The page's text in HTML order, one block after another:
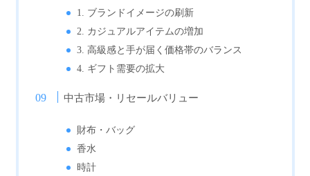
1. ブランドイメージの刷新
2. カジュアルアイテムの増加
3. 高級感と手が届く価格帯のバランス
4. ギフト需要の拡大
中古市場・リセールバリュー
財布・バッグ
香水
時計